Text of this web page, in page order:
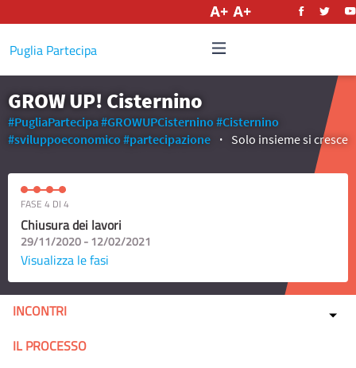
Puglia Partecipa
GROW UP! Cisternino
#PugliaPartecipa#GROWUPCisternino #Cisternino
#sviluppoeconomico #partecipazione Solo insieme si cresce
FASE 4 DI 4
Chiusura dei lavori
29/11/2020 - 12/02/2021
Visualizza le fasi
INCONTRI
IL PROCESSO